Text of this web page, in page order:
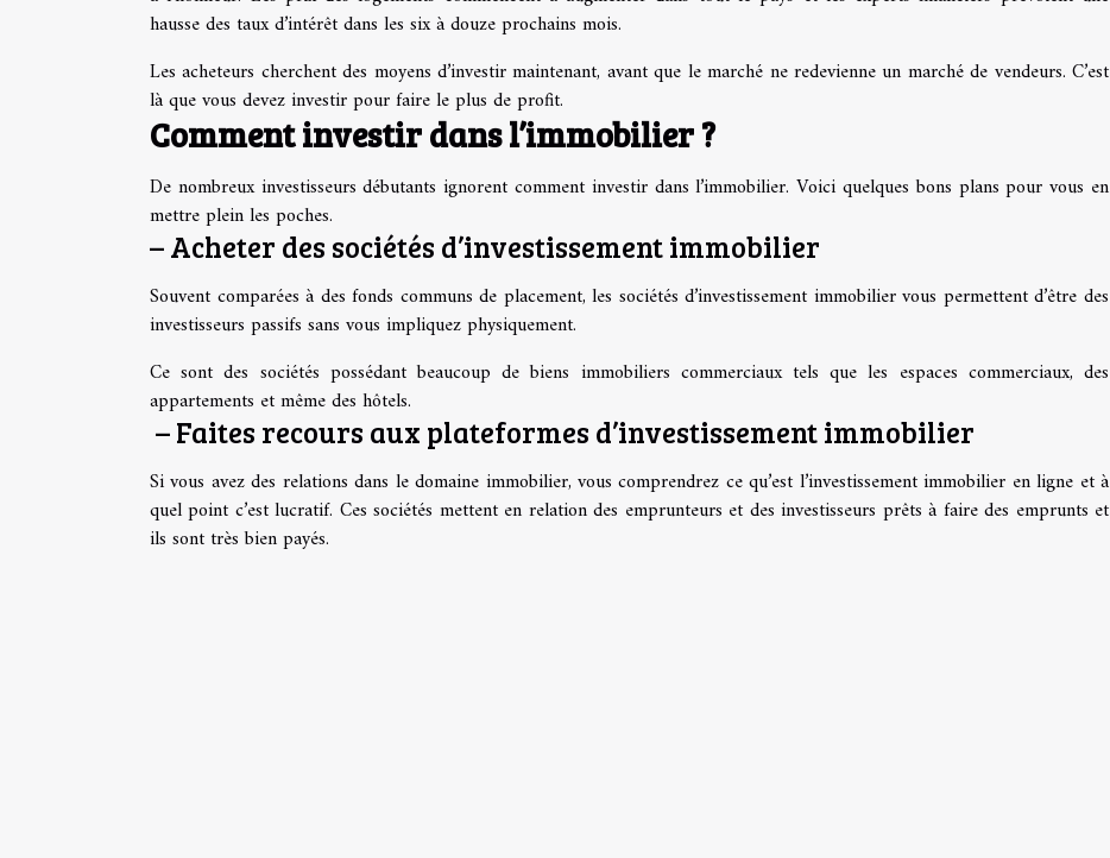
hausse des taux d’intérêt dans les six à douze prochains mois.
Les acheteurs cherchent des moyens d’investir maintenant, avant que le marché ne redevienne un marché de vendeurs. C’est
là que vous devez investir pour faire le plus de profit.
Comment investir dans l’immobilier ?
De nombreux investisseurs débutants ignorent comment investir dans l’immobilier. Voici quelques bons plans pour vous en
mettre plein les poches.
– Acheter des sociétés d’investissement immobilier
Souvent comparées à des fonds communs de placement, les sociétés d’investissement immobilier vous permettent d’être des
investisseurs passifs sans vous impliquez physiquement.
Ce sont des sociétés possédant beaucoup de biens immobiliers commerciaux tels que les espaces commerciaux, des
appartements et même des hôtels.
– Faites recours aux plateformes d’investissement immobilier
Si vous avez des relations dans le domaine immobilier, vous comprendrez ce qu’est l’investissement immobilier en ligne et à
quel point c’est lucratif. Ces sociétés mettent en relation des emprunteurs et des investisseurs prêts à faire des emprunts et
ils sont très bien payés.